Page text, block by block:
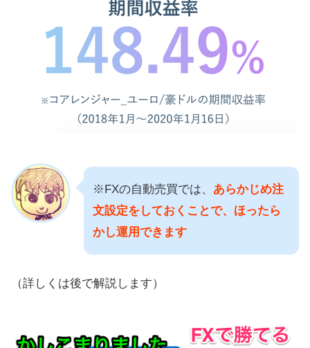
※FXの自動売買では、 あらかじめ注
文設定をしておくことで、ほったら
かし運用できます
（詳しくは後で解説します）